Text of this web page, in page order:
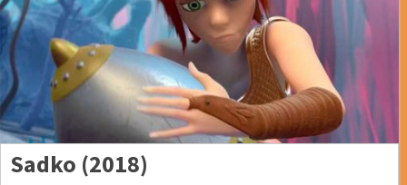
Sadko (2018)